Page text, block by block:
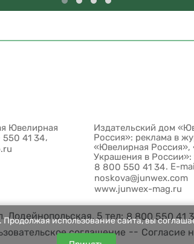
Ювелирная
41 34,
Издательский дом
Россия»: реклама в
«Ювелирная Россия»,
Украшения в
8 800 550 41 34. E-
noskova@junwex.com
www.junwex-mag.ru
Лодейнопольская, 5 тел:8 800 550 41
соглашение -- Согласие
использование сайта, вы